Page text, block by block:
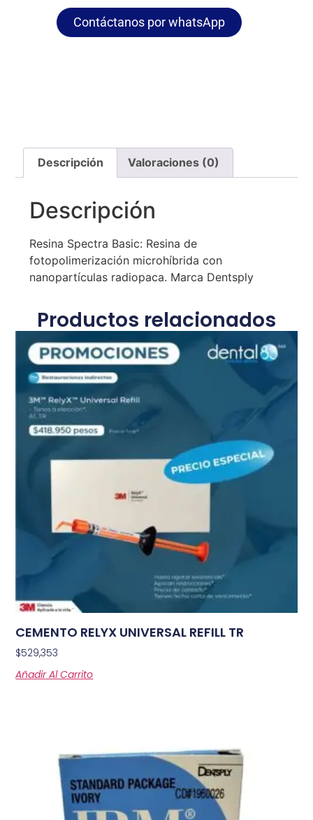
Contáctanos por whatsApp
Descripción Valoraciones (0)
Descripción
Resina Spectra Basic: Resina de
fotopolimerización microhíbrida con
nanopartículas radiopaca. Marca Dentsply
Productos relacionados
CEMENTO RELYX UNIVERSAL REFILL TR
$529,353
Añadir Al Carrito